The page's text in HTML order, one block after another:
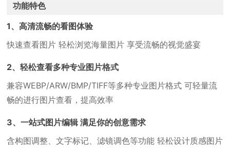
功能特色
1、高清流畅的看图体验
快速查看图片 轻松浏览海量图片 享受流畅的视觉盛宴
2、轻松查看多种专业图片格式
兼容WEBP/ARW/BMP/TIFF等多种专业图片格式 可轻量流
畅的进行图片查看，提高效率
3、一站式图片编辑 满足你的创意需求
含构图调整、文字标记、滤镜调色等功能 轻松设计质感图片